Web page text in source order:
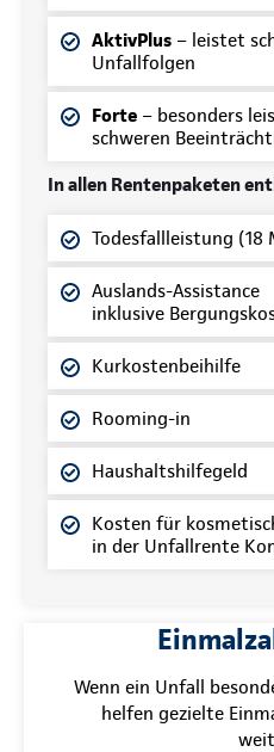
AktivPlus – leistet
Unfallfolgen
Forte – besonders
schweren
In allen Rentenpaketen
Todesfallleistung (18
Auslands-Assistance
inklusive
Kurkostenbeihilfe
Rooming-in
Haushaltshilfegeld
Kosten für
in der Unfallrente
Wenn ein Unfall
helfen gezielte